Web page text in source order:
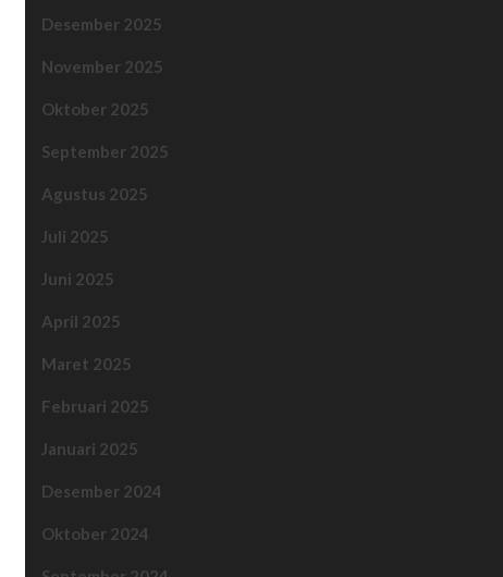
Desember 2025
November 2025
Oktober 2025
September 2025
Agustus 2025
Juli 2025
Juni 2025
April 2025
Maret 2025
Februari 2025
Januari 2025
Desember 2024
Oktober 2024